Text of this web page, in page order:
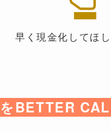
早く現金化してほ
BETTER